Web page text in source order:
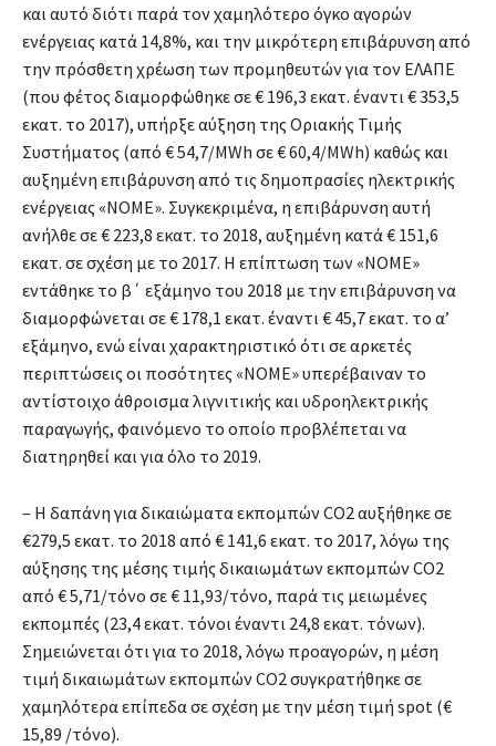
και αυτό διότι παρά τον χαμηλότερο όγκο αγορών
ενέργειας κατά 14,8%, και την μικρότερη επιβάρυνση από
την πρόσθετη χρέωση των προμηθευτών για τον ΕΛΑΠΕ
(που φέτος διαμορφώθηκε σε € 196,3 εκατ. έναντι € 353,5
εκατ. το 2017), υπήρξε αύξηση της Οριακής Τιμής
Συστήματος (από € 54,7/MWh σε € 60,4/MWh) καθώς και
αυξημένη επιβάρυνση από τις δημοπρασίες ηλεκτρικής
ενέργειας «ΝΟΜΕ». Συγκεκριμένα, η επιβάρυνση αυτή
ανήλθε σε € 223,8 εκατ. το 2018, αυξημένη κατά € 151,6
εκατ. σε σχέση με το 2017. Η επίπτωση των «ΝΟΜΕ»
εντάθηκε το β΄ εξάμηνο του 2018 με την επιβάρυνση να
διαμορφώνεται σε € 178,1 εκατ. έναντι € 45,7 εκατ. το α’
εξάμηνο, ενώ είναι χαρακτηριστικό ότι σε αρκετές
περιπτώσεις οι ποσότητες «ΝΟΜΕ» υπερέβαιναν το
αντίστοιχο άθροισμα λιγνιτικής και υδροηλεκτρικής
παραγωγής, φαινόμενο το οποίο προβλέπεται να
διατηρηθεί και για όλο το 2019.
– Η δαπάνη για δικαιώματα εκπομπών CO2 αυξήθηκε σε
€279,5 εκατ. το 2018 από € 141,6 εκατ. το 2017, λόγω της
αύξησης της μέσης τιμής δικαιωμάτων εκπομπών CO2
από € 5,71/τόνο σε € 11,93/τόνο, παρά τις μειωμένες
εκπομπές (23,4 εκατ. τόνοι έναντι 24,8 εκατ. τόνων).
Σημειώνεται ότι για το 2018, λόγω προαγορών, η μέση
τιμή δικαιωμάτων εκπομπών CO2 συγκρατήθηκε σε
χαμηλότερα επίπεδα σε σχέση με την μέση τιμή spot (€
15,89 /τόνο).